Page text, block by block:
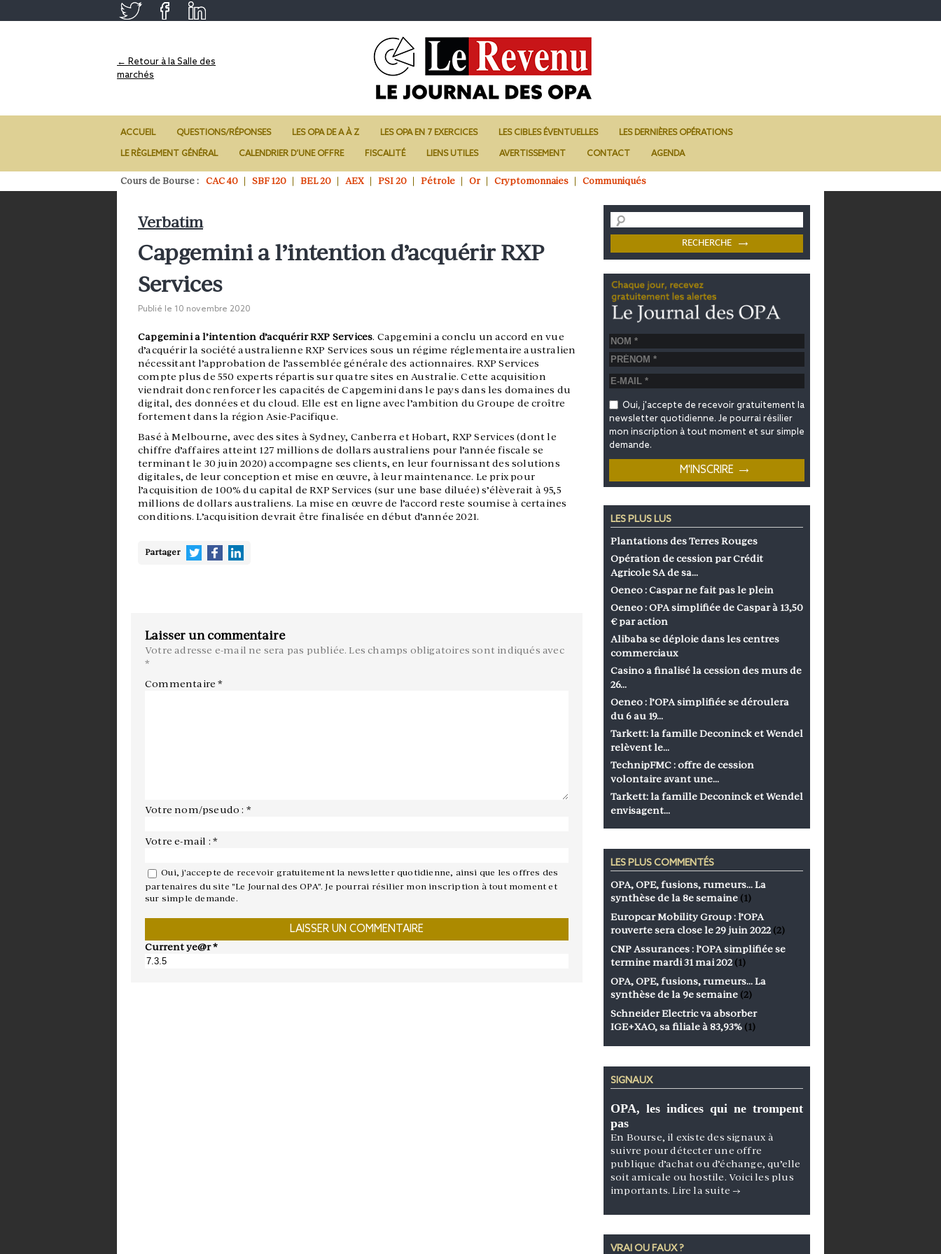
← Retour à la Salle des
marchés
ACCUEIL QUESTIONS/RÉPONSES LES OPA DE A À Z LES OPA EN 7 EXERCICES LES CIBLES ÉVENTUELLES LES DERNIÈRES OPÉRATIONS
LE RÈGLEMENT GÉNÉRAL CALENDRIER D’UNE OFFRE FISCALITÉ LIENS UTILES AVERTISSEMENT CONTACT AGENDA
Cours de Bourse : CAC 40 SBF 120 BEL 20 AEX PSI 20 Pétrole Or Cryptomonnaies Communiqués
Verbatim
Capgemini a l’intention d’acquérir RXP
Services
Publié le 10 novembre 2020
Capgemini a l’intention d’acquérir RXP Services. Capgemini a conclu un accord en vue
d’acquérir la société australienne RXP Services sous un régime réglementaire australien
nécessitant l’approbation de l’assemblée générale des actionnaires. RXP Services
compte plus de 550 experts répartis sur quatre sites en Australie. Cette acquisition
viendrait donc renforcer les capacités de Capgemini dans le pays dans les domaines du
digital, des données et du cloud. Elle est en ligne avec l’ambition du Groupe de croître
fortement dans la région Asie-Pacifique.
Basé à Melbourne, avec des sites à Sydney, Canberra et Hobart, RXP Services (dont le
chiffre d’affaires atteint 127 millions de dollars australiens pour l’année fiscale se
terminant le 30 juin 2020) accompagne ses clients, en leur fournissant des solutions
digitales, de leur conception et mise en œuvre, à leur maintenance. Le prix pour
l’acquisition de 100% du capital de RXP Services (sur une base diluée) s’élèverait à 95,5
millions de dollars australiens. La mise en œuvre de l’accord reste soumise à certaines
conditions. L’acquisition devrait être finalisée en début d’année 2021.
Partager
Laisser un commentaire
Votre adresse e-mail ne sera pas publiée. Les champs obligatoires sont indiqués avec
*
Commentaire*
Votre nom/pseudo : *
Votre e-mail : *
Oui, j'accepte de recevoir gratuitement la newsletter quotidienne, ainsi que les offres des
partenaires du site "Le Journal des OPA". Je pourrai résilier mon inscription à tout moment et
sur simple demande.
Current ye@r*
Oui, j'accepte de recevoir gratuitement la
newsletter quotidienne. Je pourrai résilier
mon inscription à tout moment et sur simple
demande.
LES PLUS LUS
Plantations des Terres Rouges
Opération de cession par Crédit
Agricole SA de sa…
Oeneo : Caspar ne fait pas le plein
Oeneo : OPA simplifiée de Caspar à 13,50
€ par action
Alibaba se déploie dans les centres
commerciaux
Casino a finalisé la cession des murs de
26…
Oeneo : l’OPA simplifiée se déroulera
du 6 au 19…
Tarkett: la famille Deconinck et Wendel
relèvent le…
TechnipFMC : offre de cession
volontaire avant une…
Tarkett: la famille Deconinck et Wendel
envisagent…
LES PLUS COMMENTÉS
OPA, OPE, fusions, rumeurs… La
synthèse de la 8e semaine (1)
Europcar Mobility Group : l’OPA
rouverte sera close le 29 juin 2022 (2)
CNP Assurances : l’OPA simplifiée se
termine mardi 31 mai 202 (1)
OPA, OPE, fusions, rumeurs… La
synthèse de la 9e semaine (2)
Schneider Electric va absorber
IGE+XAO, sa filiale à 83,93% (1)
SIGNAUX
OPA, les indices qui ne trompent
pas
En Bourse, il existe des signaux à
suivre pour détecter une offre
publique d’achat ou d’échange, qu’elle
soit amicale ou hostile. Voici les plus
importants.Lire la suite →
VRAI OU FAUX ?